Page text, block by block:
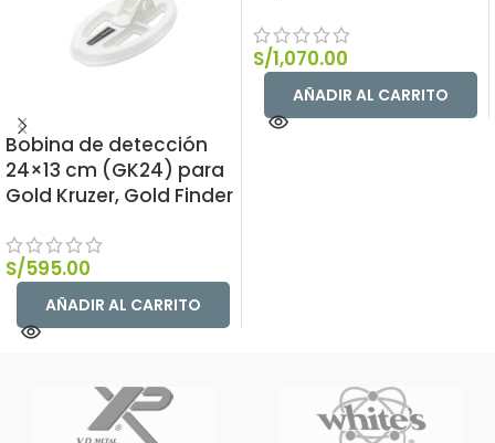
Bobina de detección
24×13 cm (GK24) para
Gold Kruzer, Gold Finder
S/595.00
AÑADIR AL CARRITO
S/1,070.00
AÑADIR AL CARRITO